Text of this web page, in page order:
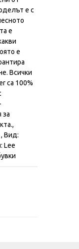
е с
е
е
Всички
са 100%
за
, Вид:
Lee